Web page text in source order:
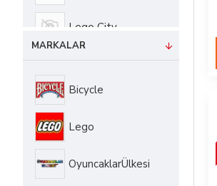
Lego City
Lego Classic
MARKALAR
Bicycle
Lego
OyuncaklarÜlkesi